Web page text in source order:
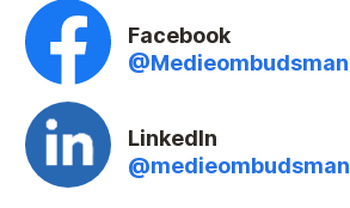
Facebook
LinkedIn